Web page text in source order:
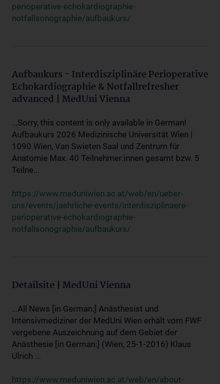
perioperative-echokardiographie-
notfallsonographie/aufbaukurs/
Aufbaukurs - Interdisziplinäre Perioperative
Echokardiographie & Notfallrefresher
advanced | MedUni Vienna
...Sorry, this content is only available in German!
Aufbaukurs 2026 Medizinische Universität Wien |
1090 Wien, Van Swieten Saal und Zentrum für
Anatomie Max. 40 Teilnehmer:innen gesamt bzw. 5
Teilne...
https://www.meduniwien.ac.at/web/en/ueber-
uns/events/jaehrliche-events/interdisziplinaere-
perioperative-echokardiographie-
notfallsonographie/aufbaukurs/
Detailsite | MedUni Vienna
...All News [in German:] Anästhesist und
Intensivmediziner der MedUni Wien erhält vom FWF
vergebene Auszeichnung auf dem Gebiet der
Anästhesie [in German:] (Wien, 25-1-2016) Klaus
Ulrich ...
https://www.meduniwien.ac.at/web/en/about-